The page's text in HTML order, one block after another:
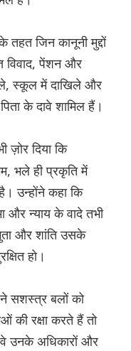
जिन कानूनी मुद्दों
विवाद, पेंशन और
स्कूल में दाखिले और
के दावे शामिल हैं।
ज़ोर दिया कि
भले ही प्रकृति में
उन्होंने कहा कि
और न्याय के वादे तभी
और शांति उसके
हो।
सशस्त्र बलों को
की रक्षा करते हैं तो
वे उनके अधिकारों और